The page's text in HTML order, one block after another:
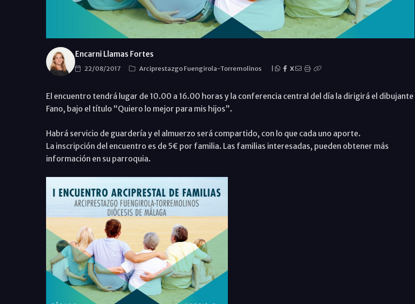
Encarni Llamas Fortes
22/08/2017 Arciprestazgo Fuengirola-Torremolinos X
El encuentro tendrá lugar de 10.00 a 16.00 horas y la conferencia central del día la dirigirá el dibujante
Fano, bajo el título “Quiero lo mejor para mis hijos”.
Habrá servicio de guardería y el almuerzo será compartido, con lo que cada uno aporte.
La inscripción del encuentro es de 5€ por familia. Las familias interesadas, pueden obtener más
información en su parroquia.